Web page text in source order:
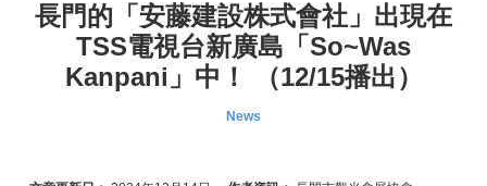
長門的「安藤建設株式會社」出現在
TSS電視台新廣島「So~Was
Kanpani」中！ （12/15播出）
News